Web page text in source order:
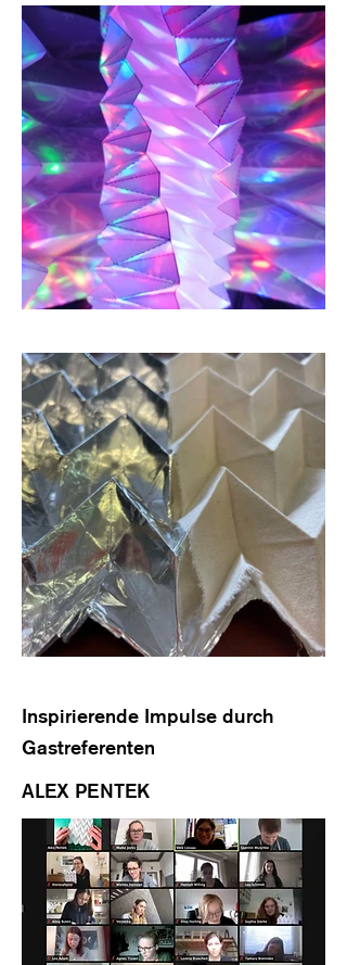
Inspirierende Impulse durch
Gastreferenten
ALEX PENTEK